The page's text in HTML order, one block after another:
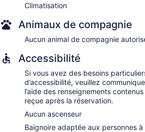
Climatisation
Animaux de compagnie
Aucun animal de compagnie
Accessibilité
Si vous avez des besoins
d’accessibilité, veuillez
l’aide des renseignements
reçue après la réservation.
Aucun ascenseur
Baignoire adaptée aux personnes